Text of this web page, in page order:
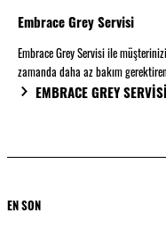
Embrace Grey Servisi
Embrace Grey Servisi ile
zamanda daha az bakım
EMBRACE GREY
EN SON